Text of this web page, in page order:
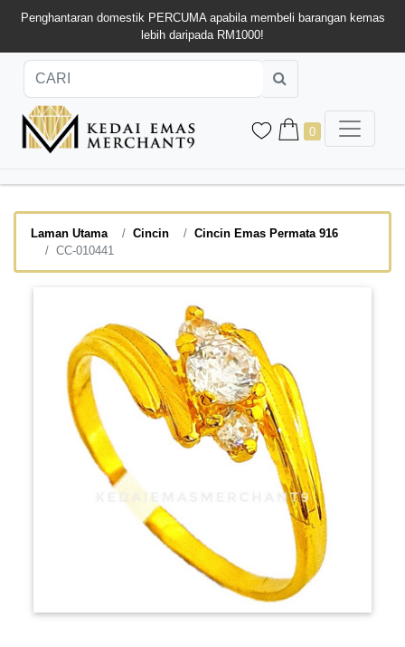
Penghantaran domestik PERCUMA apabila membeli barangan kemas
lebih daripada RM1000!
0
Laman Utama Cincin
Cincin Emas Permata 916
CC-010441